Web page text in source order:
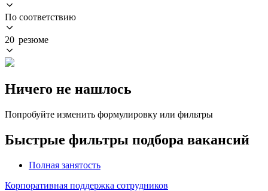
По соответствию
20 резюме
Ничего не нашлось
Попробуйте изменить формулировку или фильтры
Быстрые фильтры подбора вакансий
Полная занятость
Корпоративная поддержка сотрудников